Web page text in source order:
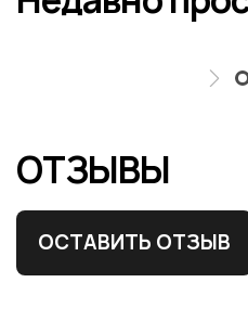
ОТЗЫВЫ
ОСТАВИТЬ ОТЗЫВ